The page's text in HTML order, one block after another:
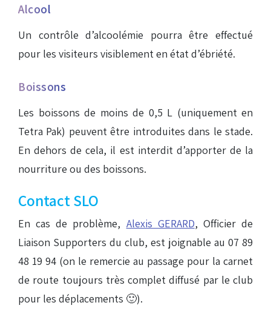
Alcool
Un contrôle d’alcoolémie pourra être effectué
pour les visiteurs visiblement en état d’ébriété.
Boissons
Les boissons de moins de 0,5 L (uniquement en
Tetra Pak) peuvent être introduites dans le stade.
En dehors de cela, il est interdit d’apporter de la
nourriture ou des boissons.
Contact SLO
En cas de problème, Alexis GERARD, Officier de
Liaison Supporters du club, est joignable au 07 89
48 19 94 (on le remercie au passage pour la carnet
de route toujours très complet diffusé par le club
pour les déplacements 🙂).